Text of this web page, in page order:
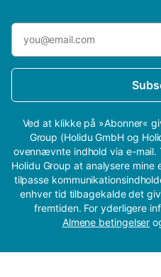
Ved at klikke på »Abonner«
Group (Holidu GmbH og
ovennævnte indhold via e-mail.
Holidu Group at analysere
tilpasse
enhver tid tilbagekalde det
fremtiden. For yderligere
Almene betingelser